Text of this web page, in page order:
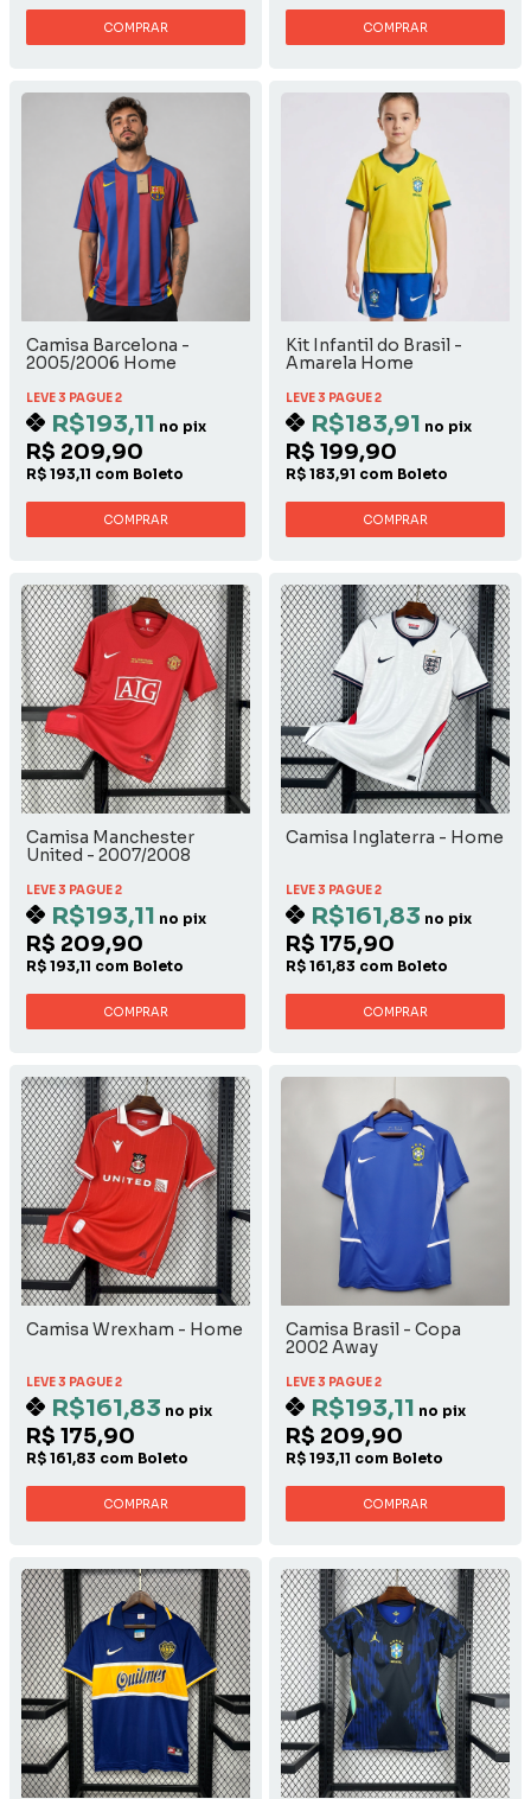
COMPRAR COMPRAR
Camisa Barcelona -
2005/2006 Home
LEVE 3 PAGUE 2
R$193,11 no pix
R$ 209,90
R$ 193,11 com Boleto
COMPRAR
Kit Infantil do Brasil -
Amarela Home
LEVE 3 PAGUE 2
R$183,91 no pix
R$ 199,90
R$ 183,91 com Boleto
COMPRAR
Camisa Manchester
United - 2007/2008
LEVE 3 PAGUE 2
R$193,11 no pix
R$ 209,90
R$ 193,11 com Boleto
COMPRAR
Camisa Inglaterra - Home
LEVE 3 PAGUE 2
R$161,83 no pix
R$ 175,90
R$ 161,83 com Boleto
COMPRAR
Camisa Wrexham - Home
LEVE 3 PAGUE 2
R$161,83 no pix
R$ 175,90
R$ 161,83 com Boleto
COMPRAR
Camisa Brasil - Copa
2002 Away
LEVE 3 PAGUE 2
R$193,11 no pix
R$ 209,90
R$ 193,11 com Boleto
COMPRAR